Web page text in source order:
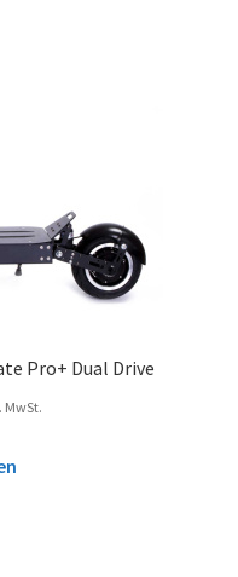
Pro+ Dual Drive
MwSt.